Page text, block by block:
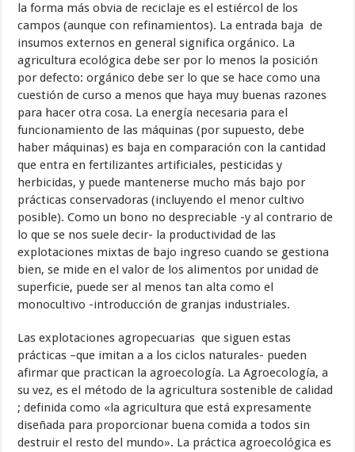
la forma más obvia de reciclaje es el estiércol de los
campos (aunque con refinamientos). La entrada baja de
insumos externos en general significa orgánico. La
agricultura ecológica debe ser por lo menos la posición
por defecto: orgánico debe ser lo que se hace como una
cuestión de curso a menos que haya muy buenas razones
para hacer otra cosa. La energía necesaria para el
funcionamiento de las máquinas (por supuesto, debe
haber máquinas) es baja en comparación con la cantidad
que entra en fertilizantes artificiales, pesticidas y
herbicidas, y puede mantenerse mucho más bajo por
prácticas conservadoras (incluyendo el menor cultivo
posible). Como un bono no despreciable -y al contrario de
lo que se nos suele decir- la productividad de las
explotaciones mixtas de bajo ingreso cuando se gestiona
bien, se mide en el valor de los alimentos por unidad de
superficie, puede ser al menos tan alta como el
monocultivo -introducción de granjas industriales.
Las explotaciones agropecuarias que siguen estas
prácticas –que imitan a a los ciclos naturales- pueden
afirmar que practican la agroecología. La Agroecología, a
su vez, es el método de la agricultura sostenible de calidad
; definida como «la agricultura que está expresamente
diseñada para proporcionar buena comida a todos sin
destruir el resto del mundo». La práctica agroecológica es